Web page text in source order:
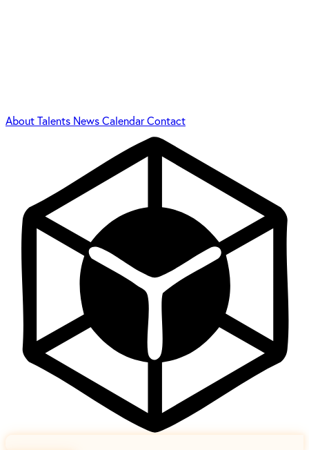
AboutTalents NewsCalendarContact